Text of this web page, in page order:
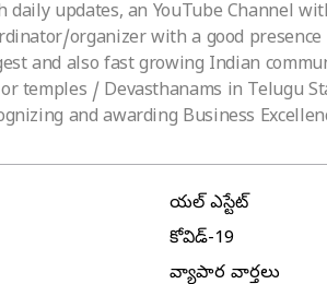
daily updates, an YouTube Channel
organizer with a good
and also fast growing Indian
temples / Devasthanams in Telugu
and awarding Business
రియల్ ఎస్టేట్
కోవిడ్-19
వ్యాపార వార్తలు